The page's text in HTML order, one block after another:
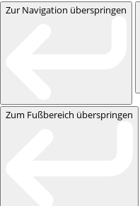
Zur Navigation überspringen
Zum Fußbereich überspringen